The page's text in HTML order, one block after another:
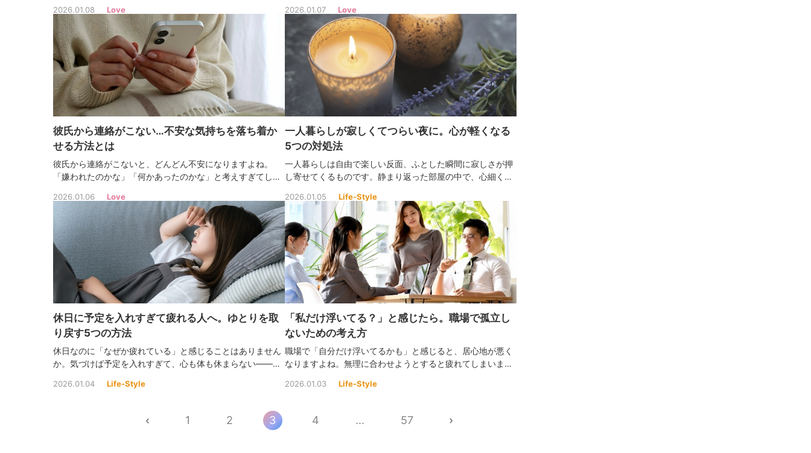
きこそ、自分の心を大切にしてあげましょう！
2026.01.08 Love
るんです！
2026.01.07 Love
彼氏から連絡がこない…不安な気持ちを落ち着か
せる方法とは
彼氏から連絡がこないと、どんどん不安になりますよね。
「嫌われたのかな」「何かあったのかな」と考えすぎてしま
コツがあるんです！
2026.01.06 Love
一人暮らしが寂しくてつらい夜に。心が軽くなる
5つの対処法
一人暮らしは自由で楽しい反面、ふとした瞬間に寂しさが押
し寄せてくるものです。静まり返った部屋の中で、心細くな
らげることができます！
2026.01.05 Life-Style
休日に予定を入れすぎて疲れる人へ。ゆとりを取
り戻す5つの方法
休日なのに「なぜか疲れている」と感じることはありません
か。気づけば予定を入れすぎて、心も体も休まらない――そ
ごし方を見直してみましょう！
2026.01.04 Life-Style
「私だけ浮いてる？」と感じたら。職場で孤立し
ないための考え方
職場で「自分だけ浮いてるかも」と感じると、居心地が悪く
なりますよね。無理に合わせようとすると疲れてしまいま
す！
2026.01.03 Life-Style
1 2 3 4 ... 57